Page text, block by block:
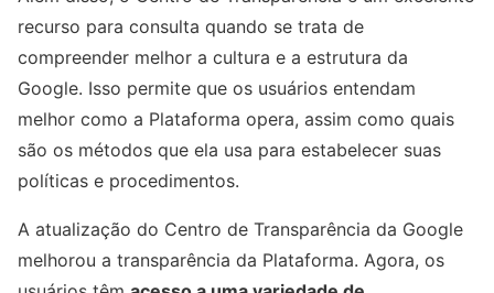
recurso para consulta quando se trata de
compreender melhor a cultura e a estrutura da
Google. Isso permite que os usuários entendam
melhor como a Plataforma opera, assim como quais
são os métodos que ela usa para estabelecer suas
políticas e procedimentos.
A atualização do Centro de Transparência da Google
melhorou a transparência da Plataforma. Agora, os